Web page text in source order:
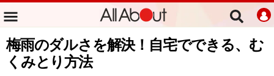
梅雨のダルさを解決！自宅でできる、む
くみとり方法